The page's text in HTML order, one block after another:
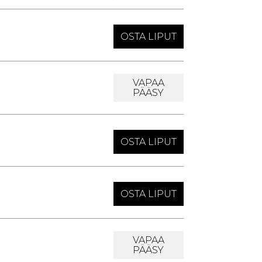
OSTA LIPUT
VAPAA
PÄÄSY
OSTA LIPUT
OSTA LIPUT
VAPAA
PÄÄSY